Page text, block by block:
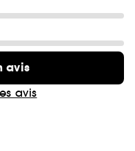
avis
avis